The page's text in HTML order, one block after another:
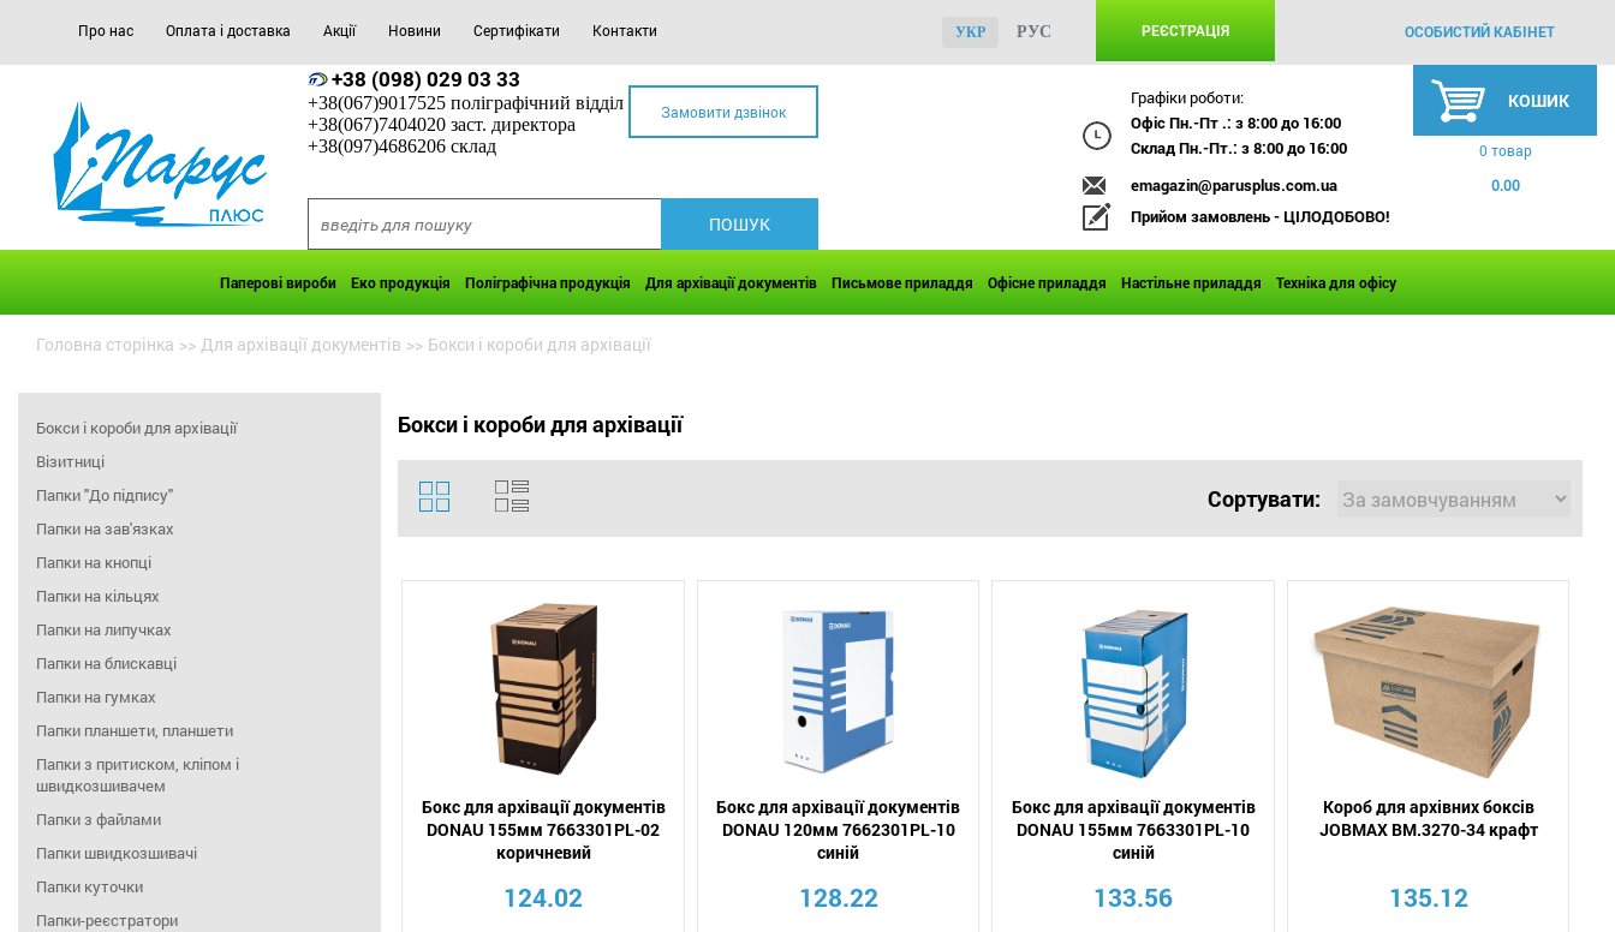
Про нас Оплата і доставка Акції Новини Сертифікати Контакти РЕЄСТРАЦІЯ ОСОБИСТИЙ КАБІНЕТ
УКР РУС
+38 (098) 029 03 33
+38(067)9017525 поліграфічний відділ
+38(067)7404020 заст. директора
+38(097)4686206 склад
Замовити дзвінок
Графіки роботи:
Офіс Пн.-Пт .: з 8:00 до 16:00
Склад Пн.-Пт.: з 8:00 до 16:00
emagazin@parusplus.com.ua
Прийом замовлень - ЦІЛОДОБОВО!
КОШИК
0 товар
0.00
Паперові вироби Еко продукція Поліграфічна продукція Для архівації документів Письмове приладдя Офісне приладдя Настільне приладдя Техніка для офісу
Головна сторінка >> Для архівації документів >> Бокси і короби для архівації
Бокси і короби для архівації
Візитниці
Папки "До підпису"
Папки на зав'язках
Папки на кнопці
Папки на кільцях
Папки на липучках
Папки на блискавці
Папки на гумках
Папки планшети, планшети
Папки з притиском, кліпом і
швидкозшивачем
Папки з файлами
Папки швидкозшивачі
Папки куточки
Папки-реєстратори
Бокси і короби для архівації
Сортувати:
Бокс для архівації документів
DONAU 155мм 7663301PL-02
коричневий
124.02
Бокс для архівації документів
DONAU 120мм 7662301PL-10
синій
128.22
Бокс для архівації документів
DONAU 155мм 7663301PL-10
синій
133.56
Короб для архівних боксів
JOBMAX BM.3270-34 крафт
135.12